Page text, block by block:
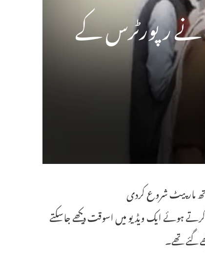
نے رپورٹرس کے
مارپیٹ شروع کردی
ہوئے ایک ویڈیو میں اسوقت دیکھے جاسکتے
گئے تھے۔